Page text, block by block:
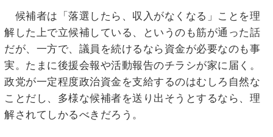
候補者は「落選したら、収入がなくなる」ことを理
解した上で立候補している、というのも筋が通った話
だが、一方で、議員を続けるなら資金が必要なのも事
実。たまに後援会報や活動報告のチラシが家に届く。
政党が一定程度政治資金を支給するのはむしろ自然な
ことだし、多様な候補者を送り出そうとするなら、理
解されてしかるべきだろう。